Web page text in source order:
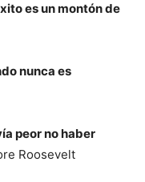
es un montón de
nunca es
peor no haber
Roosevelt